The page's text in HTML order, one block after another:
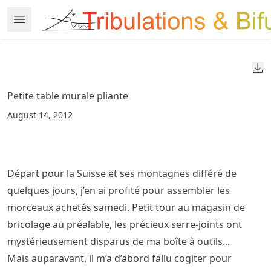
to
article
to
content
Open Menu
Made with MyST
Petite table murale pliante
August 14, 2012
Départ pour la Suisse et ses montagnes différé de
quelques jours, j’en ai profité pour assembler les
morceaux achetés samedi. Petit tour au magasin de
bricolage au préalable, les précieux serre-joints ont
mystérieusement disparus de ma boîte à outils...
Mais auparavant, il m’a d’abord fallu cogiter pour